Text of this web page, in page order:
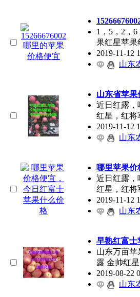
1，5，2，
果红星苹果
2019-11-12
山东
山东省苹
近日红露，
红星，红将
2019-11-12
山东
哪里苹果
近日红露，
红星，红将
2019-11-12
山东
早熟红富士
山东万亩苹
露 金帅红
2019-08-22
山东